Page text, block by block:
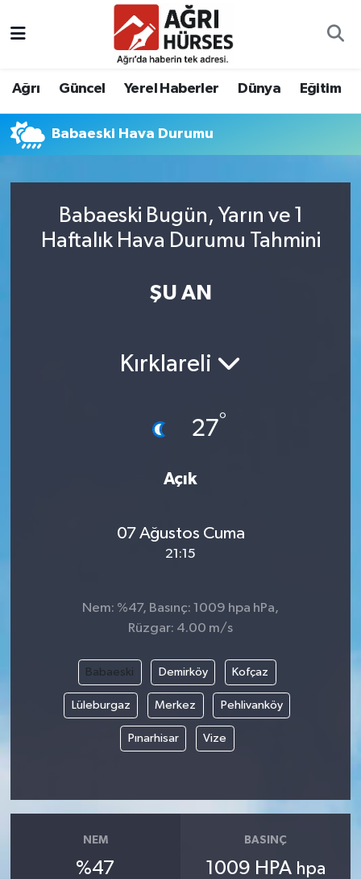
Ağrı Güncel Yerel Haberler Dünya Eğitim
Babaeski Hava Durumu
Babaeski Bugün, Yarın ve 1
Haftalık Hava Durumu Tahmini
ŞU AN
Kırklareli
27°
Açık
07 Ağustos Cuma
21:15
Nem: %47, Basınç: 1009 hpa hPa,
Rüzgar: 4.00 m/s
Babaeski Demirköy Kofçaz
Lüleburgaz Merkez Pehlivanköy
Pınarhisar Vize
NEM
%47
BASINÇ
1009 HPA hpa
Hava Durumu
Süper Lig Puan Durumu ve Fikstür
Tüm Manşetler
Son Dakika Haberleri